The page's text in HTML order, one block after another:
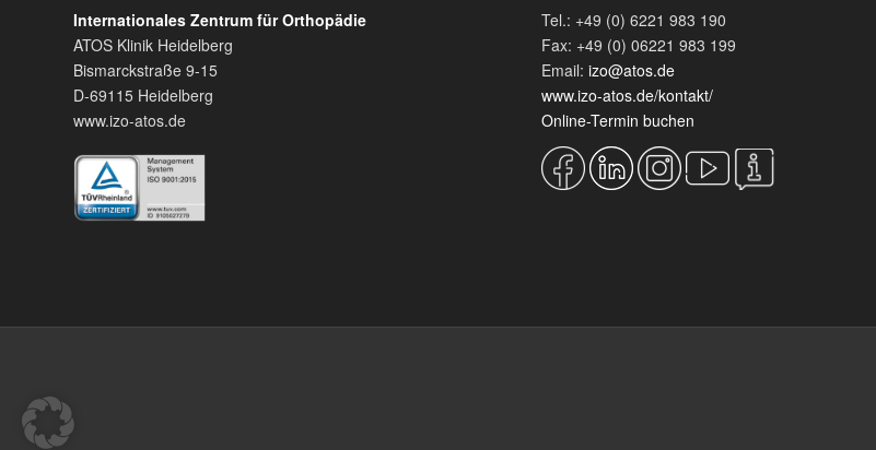
Internationales Zentrum für Orthopädie
ATOS Klinik Heidelberg
Bismarckstraße 9-15
D-69115 Heidelberg
www.izo-atos.de
Tel.: +49 (0) 6221 983 190
Fax: +49 (0) 06221 983 199
Email: izo@atos.de
www.izo-atos.de/kontakt/
Online-Termin buchen